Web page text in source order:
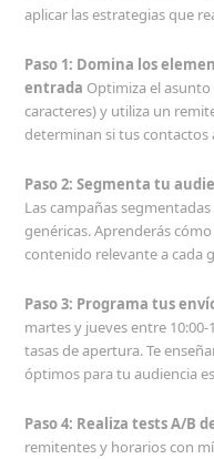
aplicar las estrategias que
Paso 1: Domina los
entrada Optimiza el asunto
caracteres) y utiliza un
determinan si tus contactos
Paso 2: Segmenta tu
Las campañas
genéricas. Aprenderás
contenido relevante a cada
Paso 3: Programa tus
martes y jueves entre
tasas de apertura. Te
óptimos para tu audiencia
Paso 4: Realiza tests A/B
remitentes y horarios con